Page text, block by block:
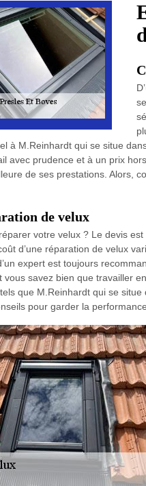
à M.Reinhardt qui se situe
avec prudence et à un prix
de ses prestations. Alors,
de velux
votre velux ? Le devis
d’une réparation de velux
expert est toujours
vous savez bien que travailler
que M.Reinhardt qui se
pour garder la